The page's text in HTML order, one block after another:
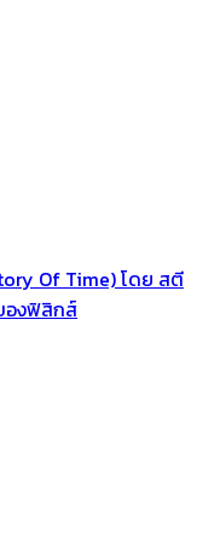
Of Time) โดย สตี
องฟิสิกส์